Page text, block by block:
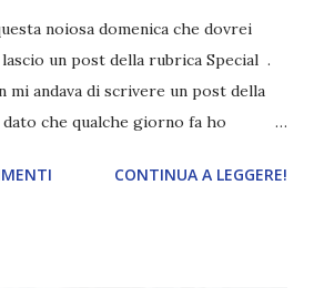
noiosa domenica che dovrei
un post della rubrica Special .
mi andava di scrivere un post della
che qualche giorno fa ho
banner xD Nella puntata di oggi vi
CONTINUA A LEGGERE!